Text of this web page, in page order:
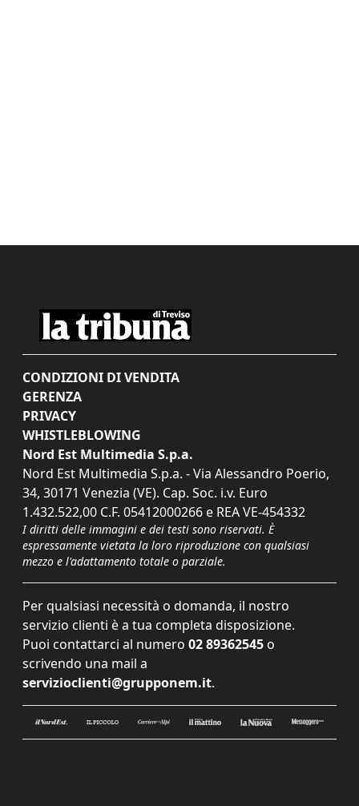
CONDIZIONI DI VENDITA
GERENZA
PRIVACY
WHISTLEBLOWING
Nord Est Multimedia S.p.a.
Nord Est Multimedia S.p.a. - Via Alessandro Poerio,
34, 30171 Venezia (VE). Cap. Soc. i.v. Euro
1.432.522,00 C.F. 05412000266 e REA VE-454332
I diritti delle immagini e dei testi sono riservati. È
espressamente vietata la loro riproduzione con qualsiasi
mezzo e l'adattamento totale o parziale.
Per qualsiasi necessità o domanda, il nostro
servizio clienti è a tua completa disposizione.
Puoi contattarci al numero 02 89362545 o
scrivendo una mail a
servizioclienti@grupponem.it.